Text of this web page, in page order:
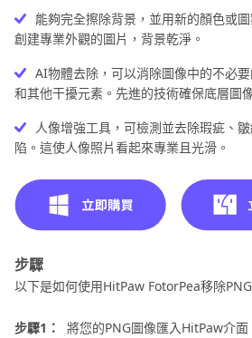
去
背
其
他
背
資
訊
能夠完全擦除背景，並用新的顏色或
創建專業外觀的圖片，背景乾淨。
AI物體去除，可以消除圖像中的不必
和其他干擾元素。先進的技術確保底層圖
人像增強工具，可檢測並去除瑕疵、
陷。這使人像照片看起來專業且光滑。
步驟
以下是如何使用HitPaw FotorPea移除
步驟1：
將您的PNG圖像匯入HitPaw介